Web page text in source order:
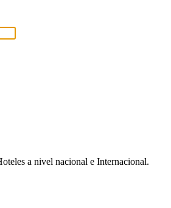
a nivel nacional e Internacional.